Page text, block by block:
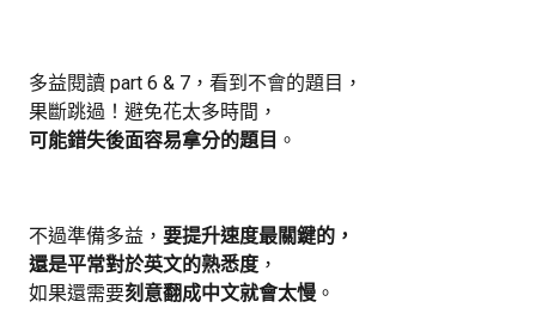
多益閱讀 part 6 & 7，看到不會的題目，
果斷跳過！避免花太多時間，
可能錯失後面容易拿分的題目 。
不過準備多益， 要提升速度最關鍵的，
還是平常對於英文的熟悉度 ，
如果還需要刻意翻成中文就會太慢 。